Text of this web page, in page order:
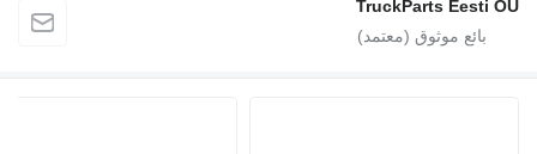
TruckParts Eesti